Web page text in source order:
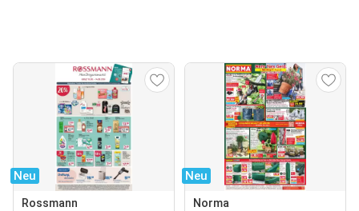
Neu
Rossmann
Neu
Norma